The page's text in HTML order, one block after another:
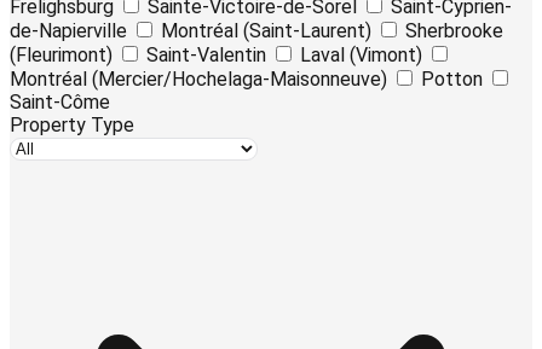
Frelighsburg
Sainte-Victoire-de-Sorel
Saint-Cyprien-
de-Napierville
Montréal (Saint-Laurent)
Sherbrooke
(Fleurimont)
Saint-Valentin
Laval (Vimont)
Montréal (Mercier/Hochelaga-Maisonneuve)
Potton
Saint-Côme
Property Type